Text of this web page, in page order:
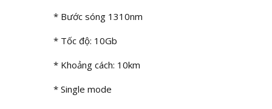
* Bước sóng 1310nm
* Tốc độ: 10Gb
* Khoảng cách: 10km
* Single mode